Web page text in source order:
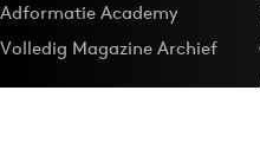
Adformatie Academy
Volledig Magazine Archief